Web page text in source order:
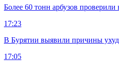
Более 60 тонн арбузов проверили
17:23
В Бурятии выявили причины
17:05